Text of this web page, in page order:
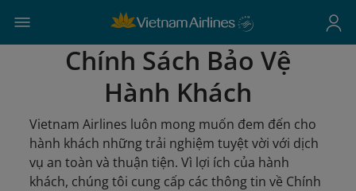
Chính Sách Bảo Vệ
Hành Khách
Vietnam Airlines luôn mong muốn đem đến cho
hành khách những trải nghiệm tuyệt vời với dịch
vụ an toàn và thuận tiện. Vì lợi ích của hành
khách, chúng tôi cung cấp các thông tin về Chính